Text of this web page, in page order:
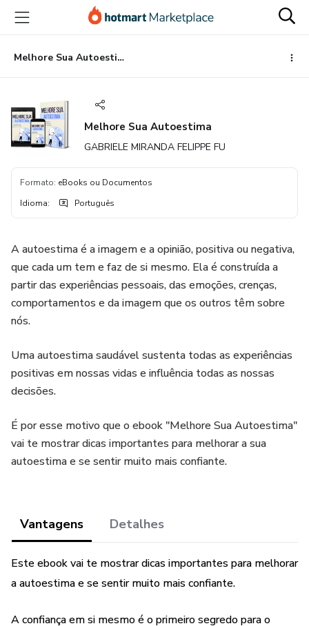
para
conteúdo
principal
para
pagamento
para
rodapé
Melhore Sua Autoestima
Melhore Sua Autoestima
GABRIELE MIRANDA FELIPPE FU
Formato: eBooks ou Documentos
Idioma: Português
A autoestima é a imagem e a opinião, positiva ou negativa,
que cada um tem e faz de si mesmo. Ela é construída a
partir das experiências pessoais, das emoções, crenças,
comportamentos e da imagem que os outros têm sobre
nós.
Uma autoestima saudável sustenta todas as experiências
positivas em nossas vidas e influência todas as nossas
decisões.
É por esse motivo que o ebook "Melhore Sua Autoestima"
vai te mostrar dicas importantes para melhorar a sua
autoestima e se sentir muito mais confiante.
Vantagens Detalhes
Este ebook vai te mostrar dicas importantes para melhorar
a autoestima e se sentir muito mais confiante.
A confiança em si mesmo é o primeiro segredo para o